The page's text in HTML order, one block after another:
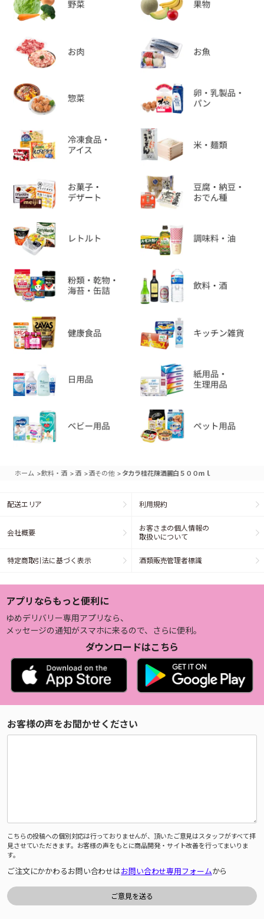
ホーム >飲料・酒 > 酒 >酒その他 > タカラ桂花陳酒麗白５００ｍｌ
配送エリア 利用規約
会社概要
お客さまの個人情報の
取扱いについて
特定商取引法に基づく表示 酒類販売管理者標識
アプリならもっと便利に
ゆめデリバリー専用アプリなら、
メッセージの通知がスマホに来るので、さらに便利。
ダウンロードはこちら
お客様の声をお聞かせください
こちらの投稿への個別対応は行っておりませんが、頂いたご意見はスタッフがすべて拝
見させていただきます。お客様の声をもとに商品開発・サイト改善を行ってまいりま
す。
ご注文にかかわるお問い合わせはお問い合わせ専用フォームから